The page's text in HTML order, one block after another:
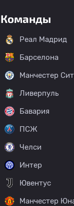
Команды
Реал Мадрид
Барселона
Манчестер
Ливерпуль
Бавария
ПСЖ
Челси
Интер
Ювентус
Манчестер